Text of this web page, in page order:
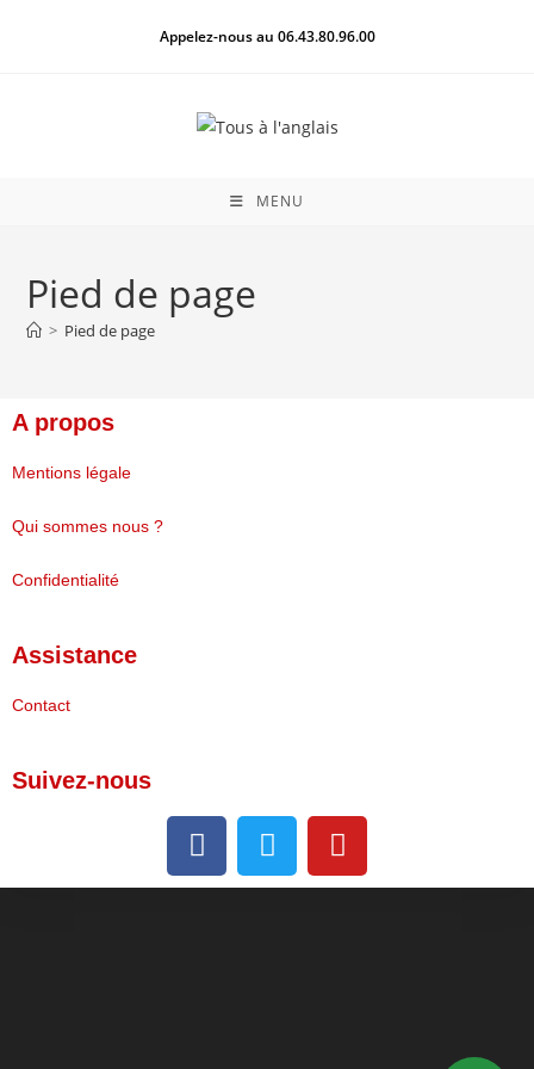
Appelez-nous au 06.43.80.96.00
MENU
Pied de page
> Pied de page
A propos
Mentions légale
Qui sommes nous ?
Confidentialité
Assistance
Contact
Suivez-nous